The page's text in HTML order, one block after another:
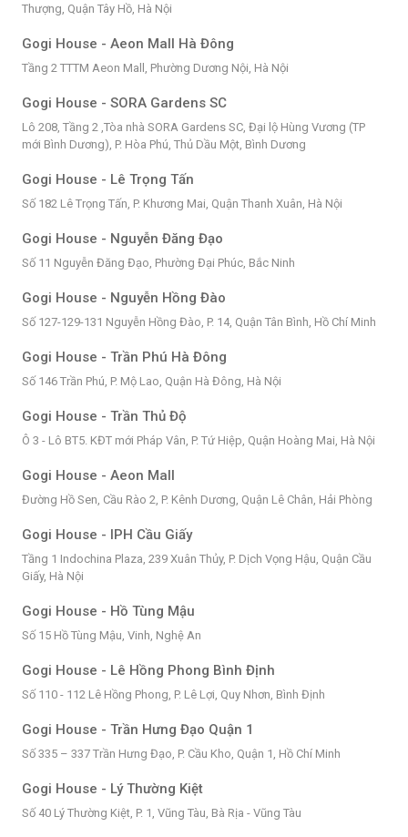
Thượng, Quận Tây Hồ, Hà Nội
Gogi House - Aeon Mall Hà Đông
Tầng 2 TTTM Aeon Mall, Phường Dương Nội, Hà Nội
Gogi House - SORA Gardens SC
Lô 208, Tầng 2 ,Tòa nhà SORA Gardens SC, Đại lộ Hùng Vương (TP
mới Bình Dương), P. Hòa Phú, Thủ Dầu Một, Bình Dương
Gogi House - Lê Trọng Tấn
Số 182 Lê Trọng Tấn, P. Khương Mai, Quận Thanh Xuân, Hà Nội
Gogi House - Nguyễn Đăng Đạo
Số 11 Nguyễn Đăng Đạo, Phường Đại Phúc, Bắc Ninh
Gogi House - Nguyễn Hồng Đào
Số 127-129-131 Nguyễn Hồng Đào, P. 14, Quận Tân Bình, Hồ Chí Minh
Gogi House - Trần Phú Hà Đông
Số 146 Trần Phú, P. Mộ Lao, Quận Hà Đông, Hà Nội
Gogi House - Trần Thủ Độ
Ô 3 - Lô BT5. KĐT mới Pháp Vân, P. Tứ Hiệp, Quận Hoàng Mai, Hà Nội
Gogi House - Aeon Mall
Đường Hồ Sen, Cầu Rào 2, P. Kênh Dương, Quận Lê Chân, Hải Phòng
Gogi House - IPH Cầu Giấy
Tầng 1 Indochina Plaza, 239 Xuân Thủy, P. Dịch Vọng Hậu, Quận Cầu
Giấy, Hà Nội
Gogi House - Hồ Tùng Mậu
Số 15 Hồ Tùng Mậu, Vinh, Nghệ An
Gogi House - Lê Hồng Phong Bình Định
Số 110 - 112 Lê Hồng Phong, P. Lê Lợi, Quy Nhơn, Bình Định
Gogi House - Trần Hưng Đạo Quận 1
Số 335 – 337 Trần Hưng Đạo, P. Cầu Kho, Quận 1, Hồ Chí Minh
Gogi House - Lý Thường Kiệt
Số 40 Lý Thường Kiệt, P. 1, Vũng Tàu, Bà Rịa - Vũng Tàu